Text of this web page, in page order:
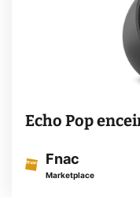
Echo Pop
Fnac
Marketplace